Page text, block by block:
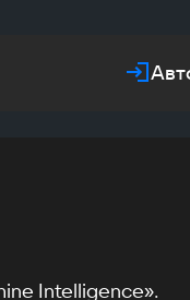
Intelligence».